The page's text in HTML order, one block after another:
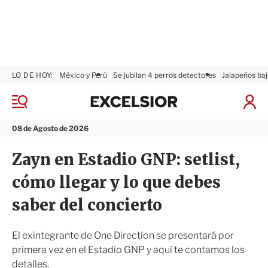
M
n
08 de Agosto de 2026
LO DE HOY: México y Perú Se jubilan 4 perros detectores Jalapeños
I
x
i
o
r
Zayn en Estadio GNP: setlist,
cómo llegar y lo que debes
saber del concierto
El exintegrante de One Direction se presentará por
primera vez en el Estadio GNP y aquí te contamos los
detalles.